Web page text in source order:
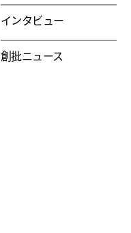
インタビュー
創批ニュース